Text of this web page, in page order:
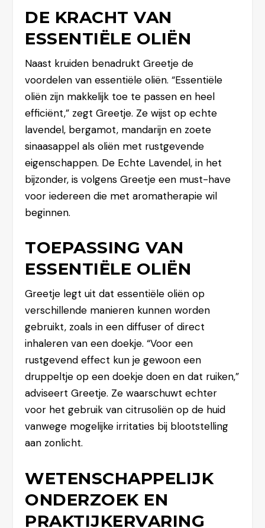
DE KRACHT VAN
ESSENTIËLE OLIËN
Naast kruiden benadrukt Greetje de
voordelen van essentiële oliën. “Essentiële
oliën zijn makkelijk toe te passen en heel
efficiënt,” zegt Greetje. Ze wijst op echte
lavendel, bergamot, mandarijn en zoete
sinaasappel als oliën met rustgevende
eigenschappen. De Echte Lavendel, in het
bijzonder, is volgens Greetje een must-have
voor iedereen die met aromatherapie wil
beginnen.
TOEPASSING VAN
ESSENTIËLE OLIËN
Greetje legt uit dat essentiële oliën op
verschillende manieren kunnen worden
gebruikt, zoals in een diffuser of direct
inhaleren van een doekje. “Voor een
rustgevend effect kun je gewoon een
druppeltje op een doekje doen en dat ruiken,”
adviseert Greetje. Ze waarschuwt echter
voor het gebruik van citrusoliën op de huid
vanwege mogelijke irritaties bij blootstelling
aan zonlicht.
WETENSCHAPPELIJK
ONDERZOEK EN
PRAKTIJKERVARING